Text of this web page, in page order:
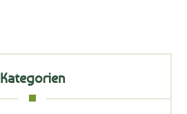
Kategorien